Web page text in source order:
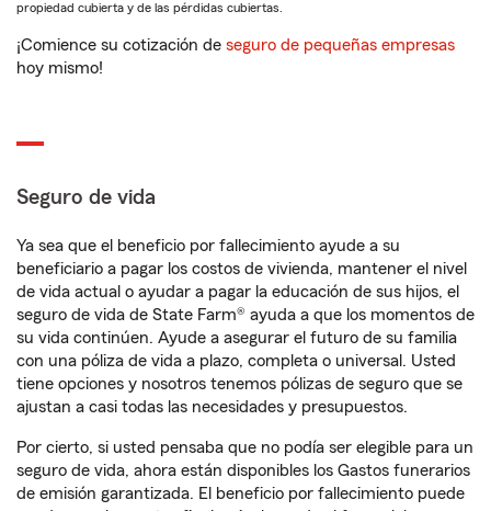
propiedad cubierta y de las pérdidas cubiertas.
¡Comience su cotización de seguro de pequeñas empresas
hoy mismo!
Seguro de vida
Ya sea que el beneficio por fallecimiento ayude a su
beneficiario a pagar los costos de vivienda, mantener el nivel
de vida actual o ayudar a pagar la educación de sus hijos, el
seguro de vida de State Farm® ayuda a que los momentos de
su vida continúen. Ayude a asegurar el futuro de su familia
con una póliza de vida a plazo, completa o universal. Usted
tiene opciones y nosotros tenemos pólizas de seguro que se
ajustan a casi todas las necesidades y presupuestos.
Por cierto, si usted pensaba que no podía ser elegible para un
seguro de vida, ahora están disponibles los Gastos funerarios
de emisión garantizada. El beneficio por fallecimiento puede